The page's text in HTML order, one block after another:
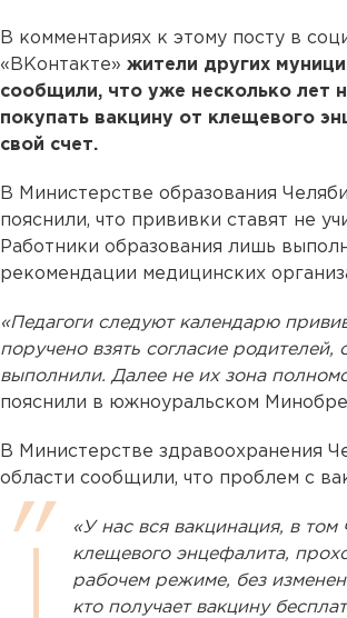
В комментариях к этому посту в
«ВКонтакте» жители других
сообщили, что уже несколько лет
покупать вакцину от клещевого
свой счет.
В Министерстве образования
пояснили, что прививки ставят не
Работники образования лишь
рекомендации медицинских
«Педагоги следуют календарю
поручено взять согласие родителей,
выполнили. Далее не их зона
пояснили в южноуральском
В Министерстве здравоохранения
области сообщили, что проблем с
«У нас вся вакцинация, в том
клещевого энцефалита,
рабочем режиме, без
кто получает вакцину